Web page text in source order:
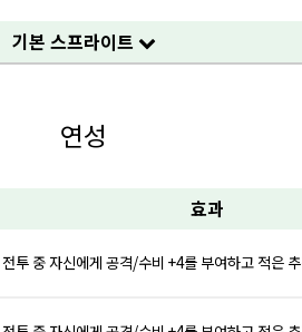
기본 스프라이트
연성
효과
투 중 자신에게 공격/수비 +4를 부여하고 적은